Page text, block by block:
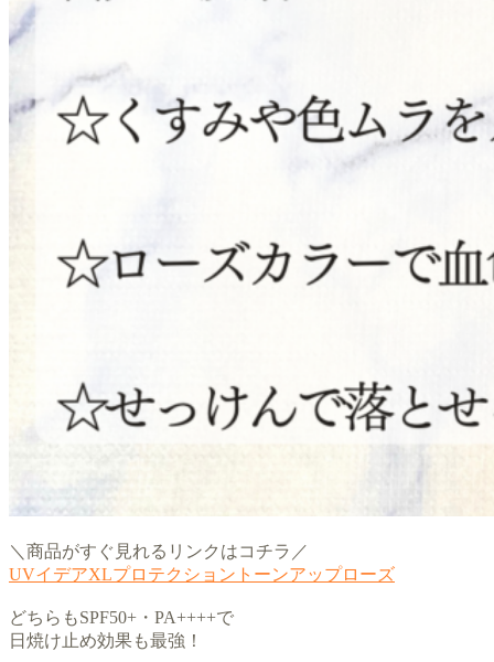
＼商品がすぐ見れるリンクはコチラ／
UVイデアXLプロテクショントーンアップローズ
どちらもSPF50+・PA++++で
日焼け止め効果も最強！